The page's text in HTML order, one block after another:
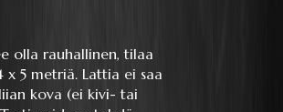
olla rauhallinen, tilaa
5 metriä. Lattia ei saa
kova (ei kivi- tai